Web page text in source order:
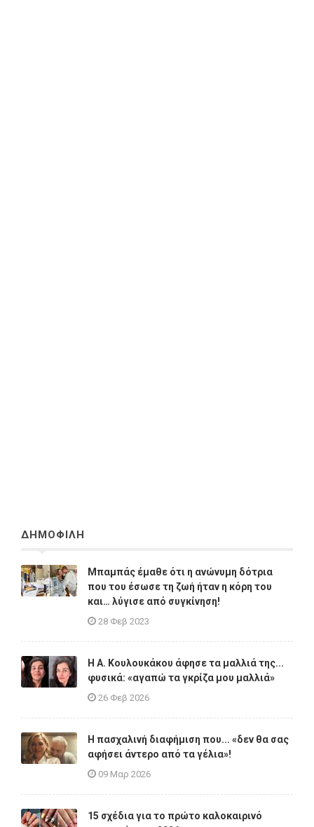
ΔΗΜΟΦΙΛΗ
Μπαμπάς έμαθε ότι η ανώνυμη δότρια
που του έσωσε τη ζωή ήταν η κόρη του
και… λύγισε από συγκίνηση!
28 Φεβ 2023
Η A. Κουλουκάκου άφησε τα μαλλιά της...
φυσικά: «αγαπώ τα γκρίζα μου μαλλιά»
26 Φεβ 2026
Η πασχαλινή διαφήμιση που... «δεν θα σας
αφήσει άντερο από τα γέλια»!
09 Μαρ 2026
15 σχέδια για το πρώτο καλοκαιρινό